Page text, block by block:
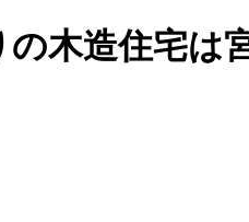
木造住宅は